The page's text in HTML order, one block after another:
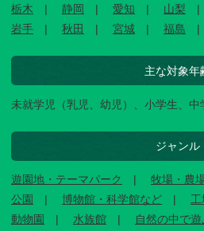
栃木
静岡 愛知 山梨
岩手
秋田 宮城 福島
主な対象年
未就学児（乳児、幼児）、小学生、中
ジャンル
遊園地・テーマパーク 牧場・農
公園
博物館・科学館など
工
動物園
水族館 自然の中で遊